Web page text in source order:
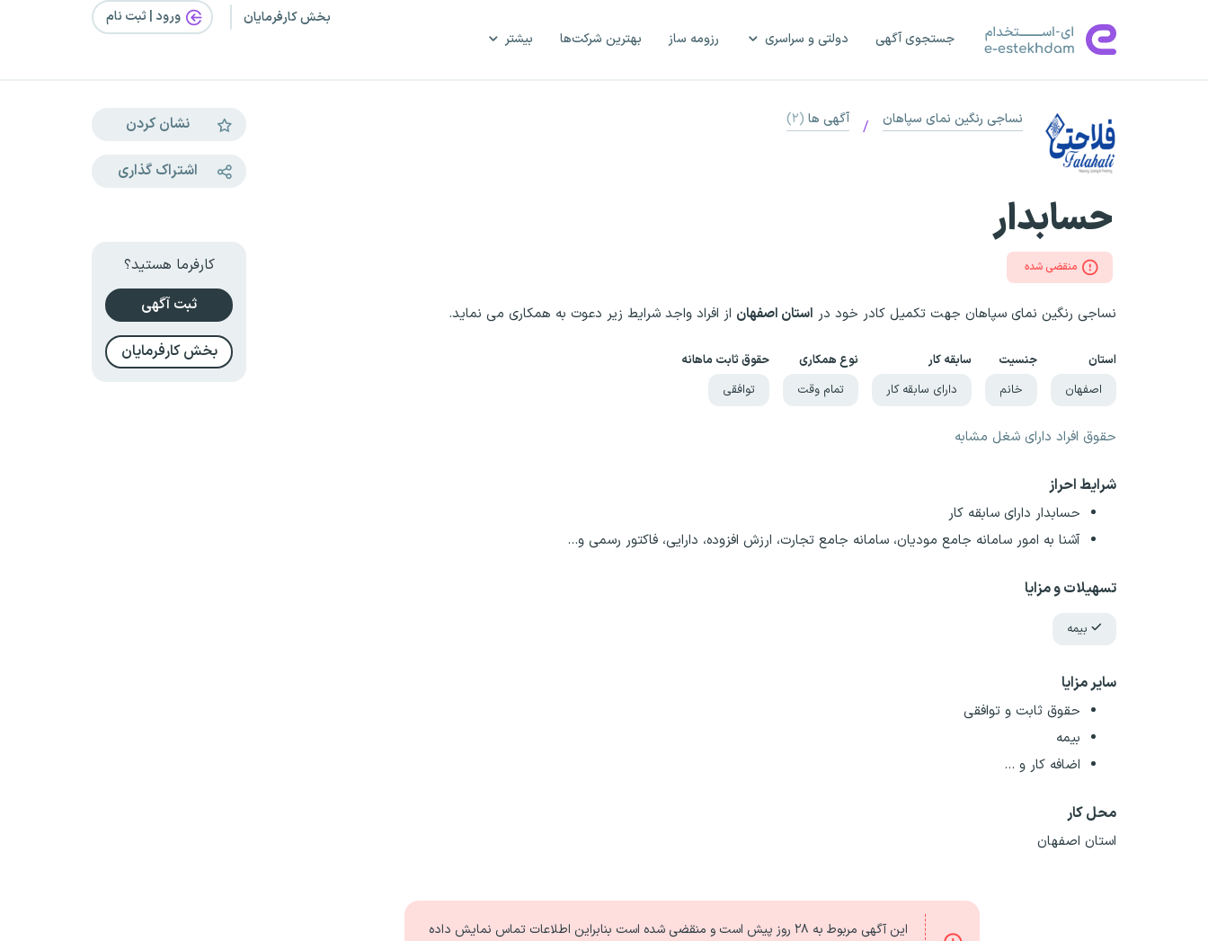
جستجوی آگهی دولتی و سراسری رزومه ساز بهترین شرکت‌ها بیشتر
بخش کارفرمایان ورود | ثبت‌ نام
نساجی رنگین نمای سپاهان / آگهی ها (۲)
حسابدار
منقضی شده
نساجی رنگین نمای سپاهان جهت تکمیل کادر خود در استان اصفهان از افراد واجد شرایط زیر دعوت به همکاری می نماید.
استان
اصفهان
جنسیت
خانم
سابقه کار
دارای سابقه کار
نوع همکاری
تمام وقت
حقوق ثابت ماهانه
توافقی
حقوق افراد دارای شغل مشابه
شرایط احراز
حسابدار دارای سابقه کار
آشنا به امور سامانه جامع مودیان، سامانه جامع تجارت، ارزش افزوده، دارایی، فاکتور رسمی و...
تسهیلات و مزایا
بیمه
سایر مزایا
حقوق ثابت و توافقی
بیمه
اضافه کار و ...
محل کار
استان اصفهان
این آگهی مربوط به ۲۸ روز
پیش است و منقضی شده است بنابراین اطلاعات تماس نمایش داده
نشان کردن
اشتراک گذاری
کارفرما هستید؟
ثبت آگهی
بخش کارفرمایان